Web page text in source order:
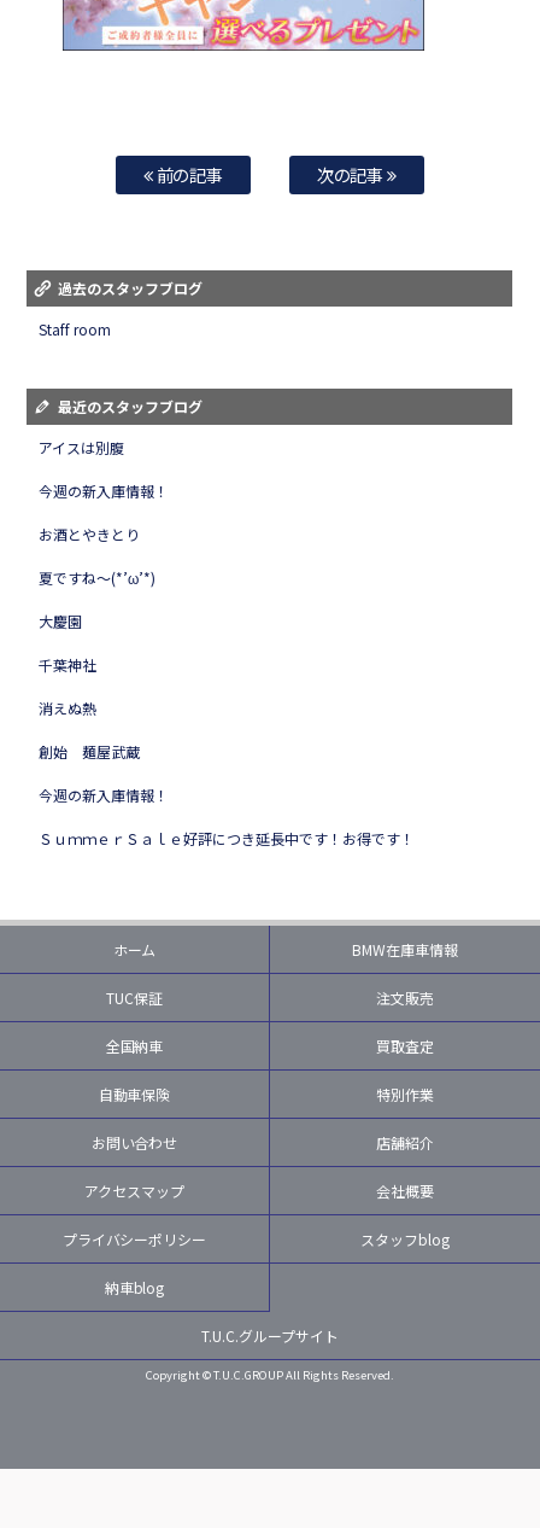
前の記事 次の記事
過去のスタッフブログ
Staff room
最近のスタッフブログ
アイスは別腹
今週の新入庫情報！
お酒とやきとり
夏ですね～(*’ω’*)
大慶園
千葉神社
消えぬ熱
創始 麺屋武蔵
今週の新入庫情報！
ＳｕｍｍｅｒＳａｌｅ好評につき延長中です！お得です！
ホーム BMW在庫車情報
TUC保証 注文販売
全国納車 買取査定
自動車保険 特別作業
お問い合わせ 店舗紹介
アクセスマップ 会社概要
プライバシーポリシー スタッフblog
納車blog
T.U.C.グループサイト
Copyright © T.U.C.GROUP All Rights Reserved.